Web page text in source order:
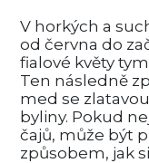
V horkých a
od června do
fialové květy
Ten následně
med se
byliny. Pokud
čajů, může být
způsobem, jak